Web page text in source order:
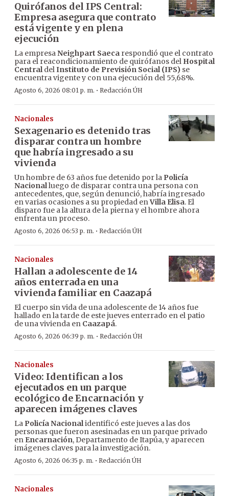
Quirófanos del IPS Central:
Empresa asegura que contrato
está vigente y en plena
ejecución
La empresaNeighpart Saeca respondió que el contrato
para el reacondicionamiento de quirófanos del Hospital
CentraldelInstituto de Previsión Social (IPS) se
encuentra vigente y con una ejecución del 55,68%.
Agosto 6, 2026 08:01 p. m. · Redacción ÚH
Nacionales
Sexagenario es detenido tras
disparar contra un hombre
que habría ingresado a su
vivienda
Un hombre de 63 años fue detenido por la Policía
Nacionalluego de disparar contra una persona con
antecedentes, que, según denunció, habría ingresado
en varias ocasiones a su propiedad enVilla Elisa. El
disparo fue a la altura de la pierna y el hombre ahora
enfrenta un proceso.
Agosto 6, 2026 06:53 p. m. · Redacción ÚH
Nacionales
Hallan a adolescente de 14
años enterrada en una
vivienda familiar en Caazapá
El cuerpo sin vida de una adolescente de 14 años fue
hallado en la tarde de este jueves enterrado en el patio
de una vivienda en Caazapá.
Agosto 6, 2026 06:39 p. m. · Redacción ÚH
Nacionales
Video: Identifican a los
ejecutados en un parque
ecológico de Encarnación y
aparecen imágenes claves
La Policía Nacionalidentificó este jueves a las dos
personas que fueron asesinadas en un parque privado
en Encarnación, Departamento de Itapúa, y aparecen
imágenes claves para la investigación.
Agosto 6, 2026 06:35 p. m. · Redacción ÚH
Nacionales